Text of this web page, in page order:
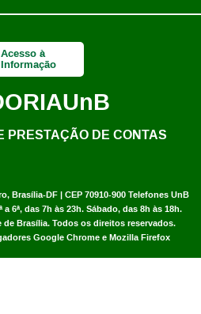
Brasília-DF | CEP 70910-900 Telefones UnB
6ª, das 7h às 23h. Sábado, das 8h às 18h.
de Brasília. Todos os direitos reservados.
Google Chrome e Mozilla Firefox
Acesso à
Informação
UnB
PRESTAÇÃO DE CONTAS